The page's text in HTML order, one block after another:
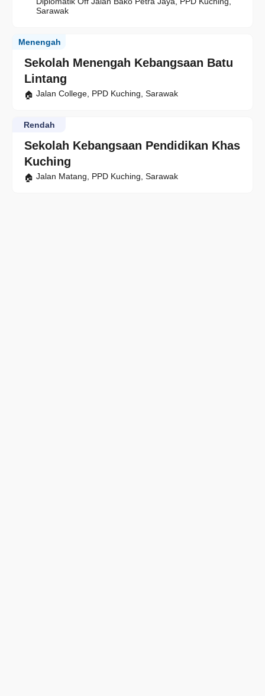
Sarawak
Sekolah Menengah Kebangsaan Batu
Lintang
Menengah
Jalan College, PPD Kuching, Sarawak
Sekolah Kebangsaan Pendidikan Khas
Kuching
Rendah
Jalan Matang, PPD Kuching, Sarawak